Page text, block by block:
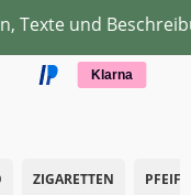
Texte und
Klarna
ZIGARETTEN